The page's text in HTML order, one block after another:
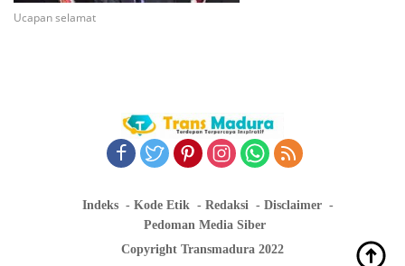
Ucapan selamat
Indeks Kode Etik Redaksi
Disclaimer
Pedoman Media Siber
Copyright Transmadura 2022